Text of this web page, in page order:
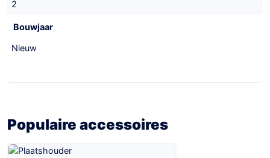
2
Bouwjaar
Nieuw
Populaire accessoires